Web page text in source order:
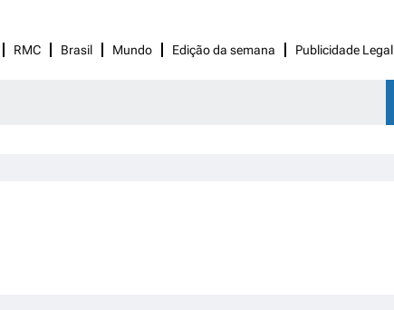
RMC Brasil Mundo Edição da semana Publicidade Legal